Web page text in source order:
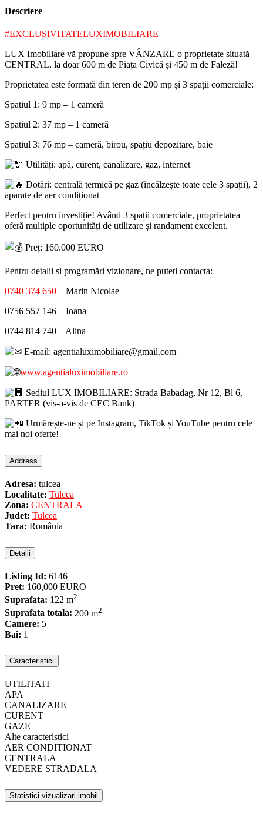
Descriere
#EXCLUSIVITATELUXIMOBILIARE
LUX Imobiliare vă propune spre VÂNZARE o proprietate situată
CENTRAL, la doar 600 m de Piața Civică și 450 m de Faleză!
Proprietatea este formată din teren de 200 mp și 3 spații comerciale:
Spatiul 1: 9 mp – 1 cameră
Spatiul 2: 37 mp – 1 cameră
Spatiul 3: 76 mp – cameră, birou, spațiu depozitare, baie
Utilități: apă, curent, canalizare, gaz, internet
Dotări: centrală termică pe gaz (încălzește toate cele 3 spații), 2
aparate de aer condiționat
Perfect pentru investiție! Având 3 spații comerciale, proprietatea
oferă multiple oportunități de utilizare și randament excelent.
Preț: 160.000 EURO
Pentru detalii și programări vizionare, ne puteți contacta:
0740 374 650 – Marin Nicolae
0756 557 146 – Ioana
0744 814 740 – Alina
E-mail: agentialuximobiliare@gmail.com
www.agentialuximobiliare.ro
Sediul LUX IMOBILIARE: Strada Babadag, Nr 12, Bl 6,
PARTER (vis-a-vis de CEC Bank)
Urmărește-ne și pe Instagram, TikTok și YouTube pentru cele
mai noi oferte!
Address
Adresa: tulcea
Localitate: Tulcea
Zona: CENTRALA
Judet: Tulcea
Tara: România
Detalii
Listing Id: 6146
Pret: 160,000 EURO
Suprafata: 122 m2
Suprafata totala: 200 m2
Camere: 5
Bai: 1
Caracteristici
UTILITATI
APA
CANALIZARE
CURENT
GAZE
Alte caracteristici
AER CONDITIONAT
CENTRALA
VEDERE STRADALA
Statistici vizualizari imobil